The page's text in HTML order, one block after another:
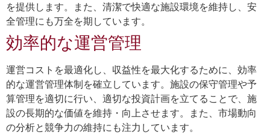
を提供します。また、清潔で快適な施設環境を維持し、安
全管理にも万全を期しています。
効率的な運営管理
運営コストを最適化し、収益性を最大化するために、効率
的な運営管理体制を確立しています。施設の保守管理や予
算管理を適切に行い、適切な投資計画を立てることで、施
設の長期的な価値を維持・向上させます。また、市場動向
の分析と競争力の維持にも注力しています。